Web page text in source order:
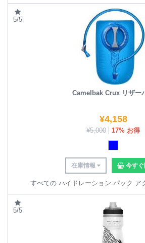
5/5
Camelbak Crux リザー
¥4,158
¥5,000 17% お得
在庫情報 今すぐ
すべての ハイドレーション パック ア
5/5